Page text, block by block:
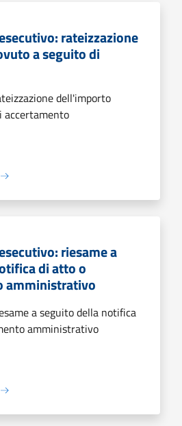
rateizzazione
a seguito di
dell'importo
accertamento
riesame a
di atto o
amministrativo
a seguito della notifica
amministrativo